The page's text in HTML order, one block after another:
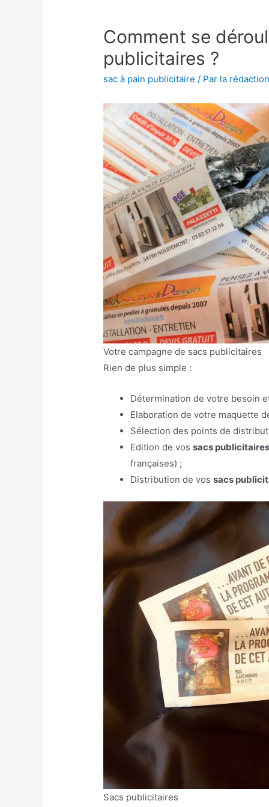
Comment se
publicitaires ?
sac à pain publicitaire / Par la
Votre campagne de sacs publicitaires
Rien de plus simple :
Détermination de votre besoin
Elaboration de votre maquette
Sélection des points de
Edition de vossacs publicitaires
françaises) ;
Distribution de vossacs
Sacs publicitaires